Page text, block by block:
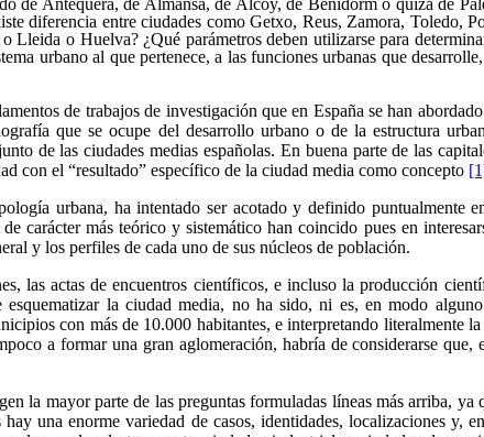
de Antequera, de Almansa, de Alcoy, de Benidorm o quizá de
diferencia entre ciudades como Getxo, Reus, Zamora, Toledo,
Lleida o Huelva? ¿Qué parámetros deben utilizarse para
urbano al que pertenece, a las funciones urbanas que
de trabajos de investigación que en España se han
que se ocupe del desarrollo urbano o de la estructura
de las ciudades medias españolas. En buena parte de las
con el “resultado” específico de la ciudad media como concepto
urbana, ha intentado ser acotado y definido puntualmente
carácter más teórico y sistemático han coincido pues en
y los perfiles de cada uno de sus núcleos de población.
las actas de encuentros científicos, e incluso la producción
esquematizar la ciudad media, no ha sido, ni es, en modo
con más de 10.000 habitantes, e interpretando literalmente
a formar una gran aglomeración, habría de considerarse
la mayor parte de las preguntas formuladas líneas más arriba,
una enorme variedad de casos, identidades, localizaciones